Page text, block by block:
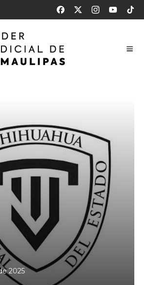
2025